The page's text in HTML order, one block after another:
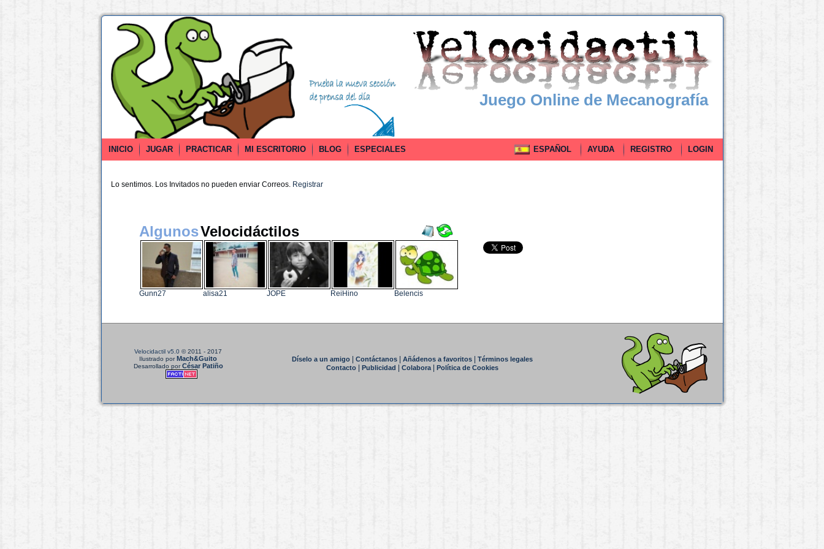
Juego Online de Mecanografía
INICIO JUGAR PRACTICAR MI ESCRITORIO BLOG ESPECIALES ESPAÑOL AYUDA REGISTRO LOGIN
Lo sentimos. Los Invitados no pueden enviar Correos. Registrar
AlgunosVelocidáctilos
Gunn27 alisa21 JOPE ReiHino Belencis
Velocidactil v5.0 © 2011 - 2017
Ilustrado porMach&Guito
Desarrollado porCésar Patiño
Díselo a un amigo| Contáctanos| Añádenos a favoritos|
Términos legales
Contacto| Publicidad Colabora| Política de Cookies